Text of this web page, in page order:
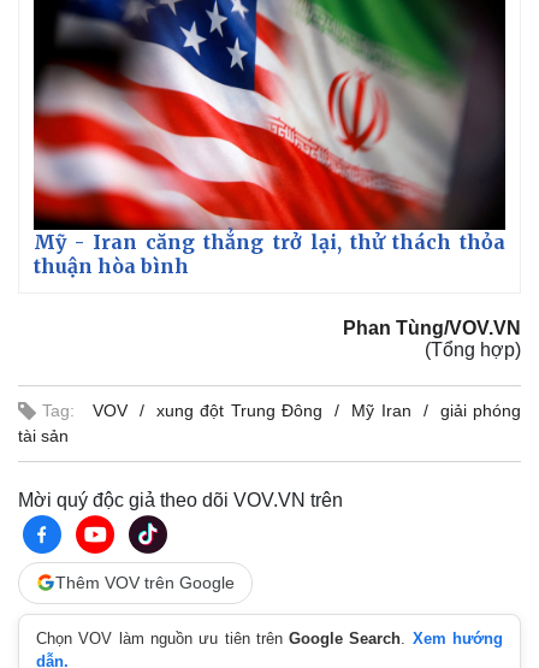
Mỹ - Iran căng thẳng trở lại, thử thách thỏa
thuận hòa bình
Phan Tùng/VOV.VN
(Tổng hợp)
Tag: VOV xung đột Trung Đông Mỹ Iran
giải phóng
tài sản
Mời quý độc giả theo dõi VOV.VN trên
Thêm VOV trên Google
Chọn VOV làm nguồn ưu tiên trênGoogle Search
Xem hướng
dẫn.